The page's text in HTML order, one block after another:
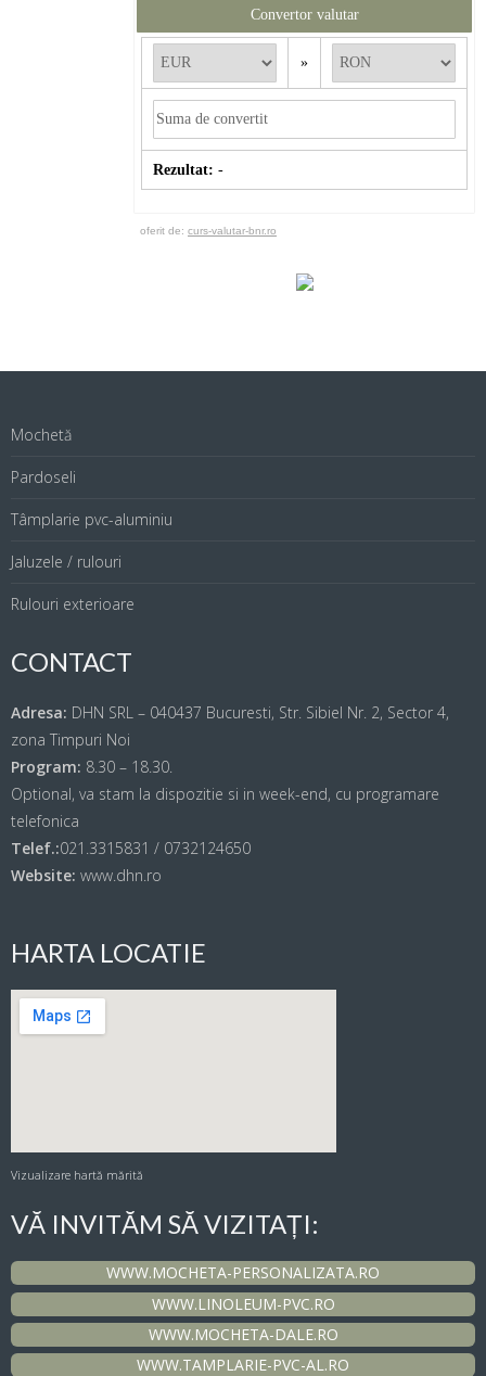
Convertor valutar
»
Rezultat: -
oferit de: curs-valutar-bnr.ro
Mochetă
Pardoseli
Tâmplarie pvc-aluminiu
Jaluzele / rulouri
Rulouri exterioare
CONTACT
Adresa: DHN SRL – 040437 Bucuresti, Str. Sibiel Nr. 2, Sector 4,
zona Timpuri Noi
Program: 8.30 – 18.30.
Optional, va stam la dispozitie si in week-end, cu programare
telefonica
Telef.:021.3315831 / 0732124650
Website: www.dhn.ro
HARTA LOCATIE
Vizualizare hartă mărită
VĂ INVITĂM SĂ VIZITAȚI:
WWW.MOCHETA-PERSONALIZATA.RO
WWW.LINOLEUM-PVC.RO
WWW.MOCHETA-DALE.RO
WWW.TAMPLARIE-PVC-AL.RO